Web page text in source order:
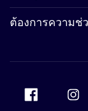
ต้องการความช่
Accor Facebook